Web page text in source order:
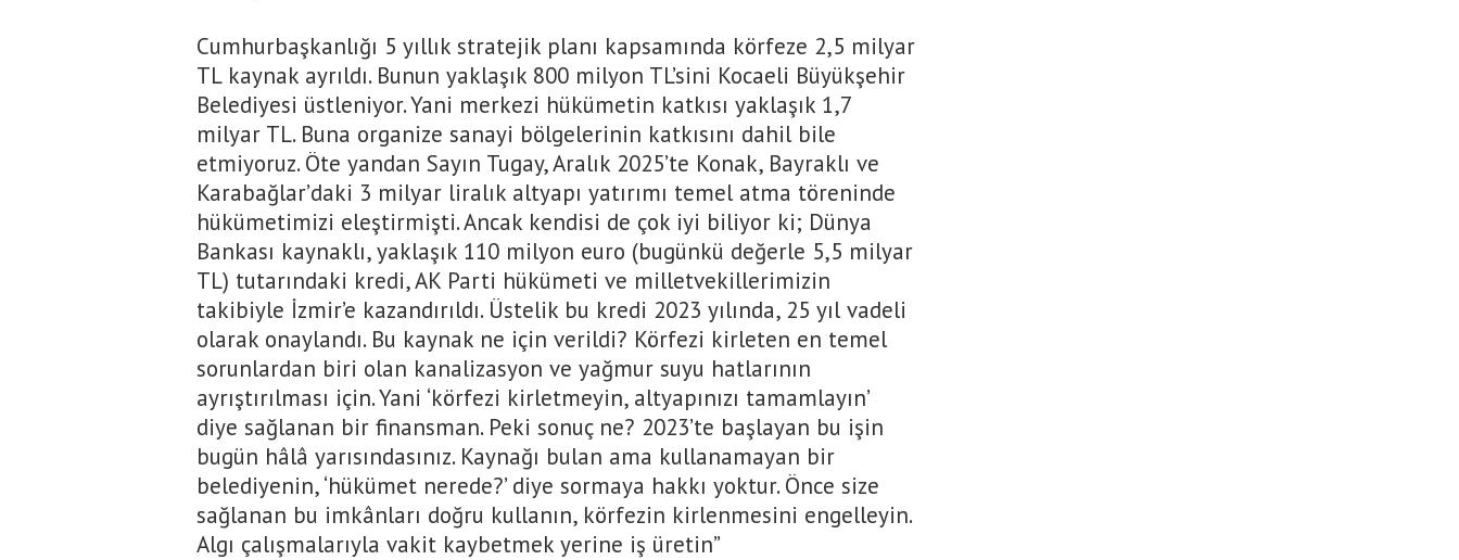
Cumhurbaşkanlığı 5 yıllık stratejik planı kapsamında körfeze 2,5 milyar
TL kaynak ayrıldı. Bunun yaklaşık 800 milyon TL’sini Kocaeli Büyükşehir
Belediyesi üstleniyor. Yani merkezi hükümetin katkısı yaklaşık 1,7
milyar TL. Buna organize sanayi bölgelerinin katkısını dahil bile
etmiyoruz. Öte yandan Sayın Tugay, Aralık 2025’te Konak, Bayraklı ve
Karabağlar’daki 3 milyar liralık altyapı yatırımı temel atma töreninde
hükümetimizi eleştirmişti. Ancak kendisi de çok iyi biliyor ki; Dünya
Bankası kaynaklı, yaklaşık 110 milyon euro (bugünkü değerle 5,5 milyar
TL) tutarındaki kredi, AK Parti hükümeti ve milletvekillerimizin
takibiyle İzmir’e kazandırıldı. Üstelik bu kredi 2023 yılında, 25 yıl vadeli
olarak onaylandı. Bu kaynak ne için verildi? Körfezi kirleten en temel
sorunlardan biri olan kanalizasyon ve yağmur suyu hatlarının
ayrıştırılması için. Yani ‘körfezi kirletmeyin, altyapınızı tamamlayın’
diye sağlanan bir finansman. Peki sonuç ne? 2023’te başlayan bu işin
bugün hâlâ yarısındasınız. Kaynağı bulan ama kullanamayan bir
belediyenin, ‘hükümet nerede?’ diye sormaya hakkı yoktur. Önce size
sağlanan bu imkânları doğru kullanın, körfezin kirlenmesini engelleyin.
Algı çalışmalarıyla vakit kaybetmek yerine iş üretin”